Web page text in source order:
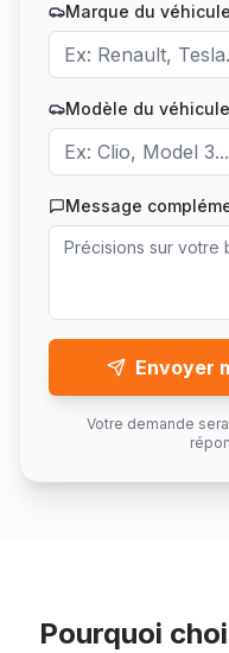
Marque du véhicule
Modèle du véhicule
Message
Envoyer
Votre demande
Pourquoi